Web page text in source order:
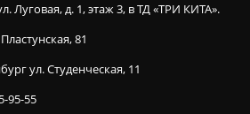
Луговая, д. 1, этаж 3, в ТД «ТРИ КИТА».
81
ул. Студенческая, 11
95-55